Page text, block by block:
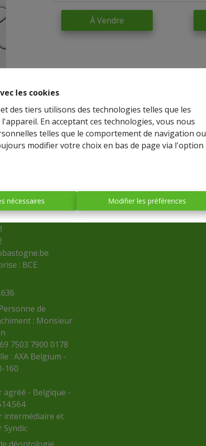
les cookies
des tiers utilisons des technologies telles que les
En acceptant ces technologies, vous nous
telles que le comportement de navigation ou
modifier votre choix en bas de page via l'option
nécessaires Modifier les préférences
À Vendre
- 6600
: BCE
de
: Monsieur
7503 7900 0178
: AXA Belgium -
160
- Belgique -
intermédiaire et
Syndic